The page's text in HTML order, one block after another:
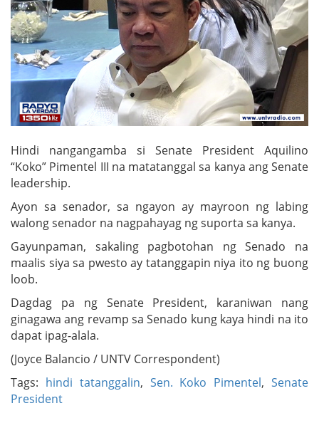
Hindi nangangamba si Senate President Aquilino
“Koko” Pimentel III na matatanggal sa kanya ang Senate
leadership.
Ayon sa senador, sa ngayon ay mayroon ng labing
walong senador na nagpahayag ng suporta sa kanya.
Gayunpaman, sakaling pagbotohan ng Senado na
maalis siya sa pwesto ay tatanggapin niya ito ng buong
loob.
Dagdag pa ng Senate President, karaniwan nang
ginagawa ang revamp sa Senado kung kaya hindi na ito
dapat ipag-alala.
(Joyce Balancio / UNTV Correspondent)
Tags: hindi tatanggalin, Sen. Koko Pimentel,Senate
President